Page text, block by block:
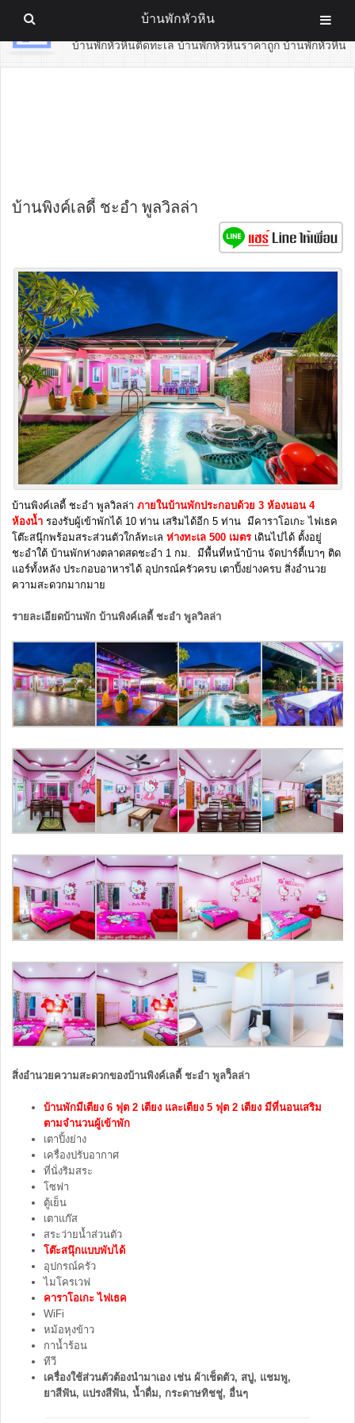
บ้านพักหัวหิน
บ้านพักหัวหินติดทะเล บ้านพักหัวหินราคาถูก บ้านพักหัวหิน
บ้านพิงค์เลดี้ ชะอำ พูลวิลล่า
บ้านพิงค์เลดี้ ชะอำ พูลวิลล่า ภายในบ้านพักประกอบด้วย 3 ห้องนอน 4
ห้องน้ำ รองรับผู้เข้าพักได้ 10 ท่าน เสริมได้อีก 5 ท่าน มีคาราโอเกะ ไฟเธค
โต๊ะสนุ๊กพร้อมสระส่วนตัวใกล้ทะเล ห่างทะเล 500 เมตร เดินไปได้ ตั้งอยู่
ชะอำใต้ บ้านพักห่างตลาดสดชะอำ 1 กม. มีพื้นที่หน้าบ้าน จัดปาร์ตี้เบาๆ ติด
แอร์ทั้งหลัง ประกอบอาหารได้ อุปกรณ์ครัวครบ เตาปิ้งย่างครบ สิ่งอำนวย
ความสะดวกมากมาย
รายละเอียดบ้านพัก บ้านพิงค์เลดี้ ชะอำ พูลวิลล่า
สิ่งอำนวยความสะดวกของบ้านพิงค์เลดี้ ชะอำ พูลวิิลล่า
บ้านพักมีเตียง 6 ฟุต 2 เตียง และเตียง 5 ฟุต 2 เตียง มีที่นอนเสริม
ตามจำนวนผู้เข้าพัก
เตาปิ้งย่าง
เครื่องปรับอากาศ
ที่นั่งริมสระ
โซฟา
ตู้เย็น
เตาแก๊ส
สระว่ายน้ำส่วนตัว
โต๊ะสนุ๊กแบบพับได้
อุปกรณ์ครัว
ไมโครเวฟ
คาราโอเกะ ไฟเธค
WiFi
หม้อหุงข้าว
กาน้ำร้อน
ทีวี
เครื่องใช้ส่วนตัวต้องนำมาเอง เช่น ผ้าเช็ดตัว, สบู่, แชมพู,
ยาสีฟัน, แปรงสีฟัน, น้ำดื่ม, กระดาษทิชชู่, อื่นๆ
บ้านพักหัวหิน